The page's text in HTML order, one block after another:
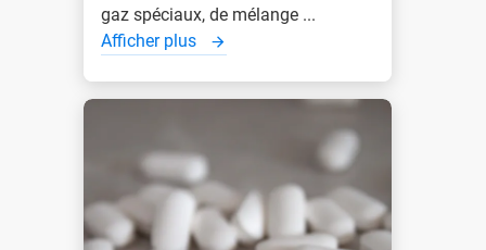
gaz spéciaux, de mélange ...
Afficher plus